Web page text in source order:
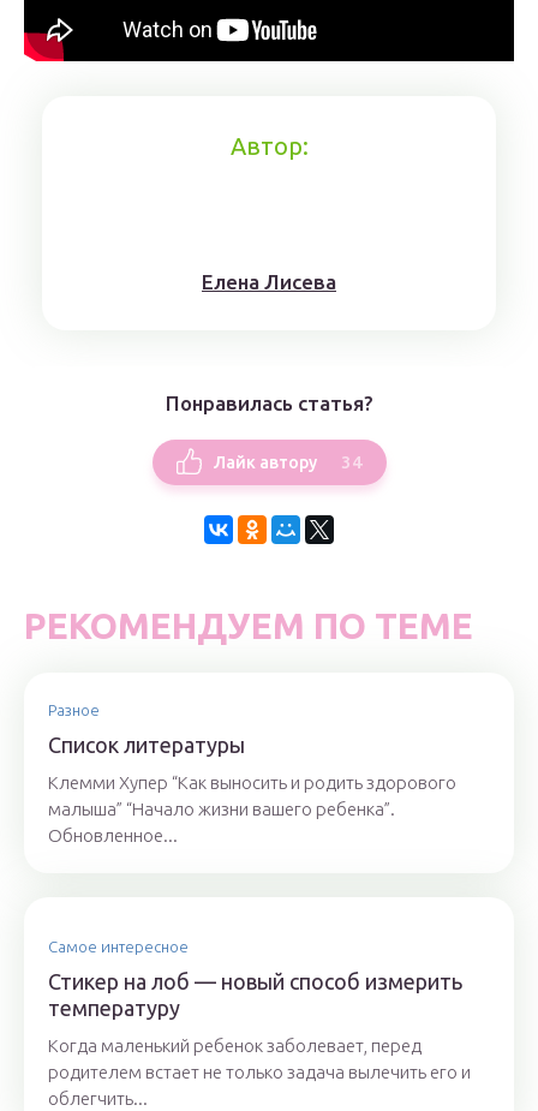
Автор:
Елена Лисева
Понравилась статья?
Лайк автору 34
РЕКОМЕНДУЕМ ПО ТЕМЕ
Разное
Список литературы
Клемми Хупер “Как выносить и родить здорового
малыша” “Начало жизни вашего ребенка”.
Обновленное...
Самое интересное
Стикер на лоб — новый способ измерить
температуру
Когда маленький ребенок заболевает, перед
родителем встает не только задача вылечить его и
облегчить...